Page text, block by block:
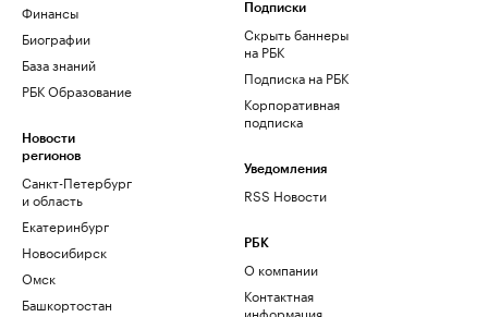
Финансы
Биографии
База знаний
РБК Образование
Новости
регионов
Санкт-Петербург
и область
Екатеринбург
Новосибирск
Омск
Башкортостан
Подписки
Скрыть баннеры
на РБК
Подписка на РБК
Корпоративная
подписка
Уведомления
RSS Новости
РБК
О компании
Контактная
информация